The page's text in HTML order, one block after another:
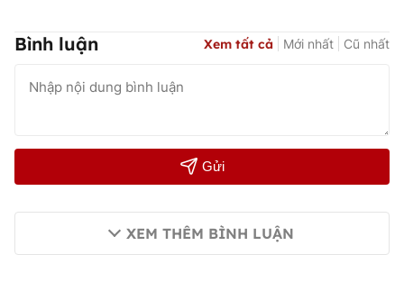
Bình luận Xem tất cả Mới nhất Cũ nhất
Gửi
XEM THÊM BÌNH LUẬN